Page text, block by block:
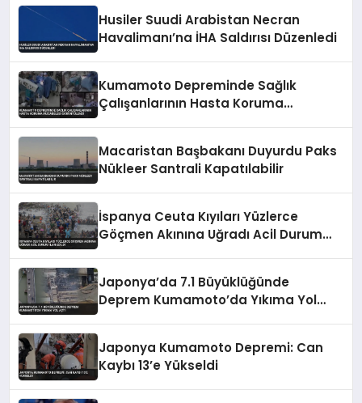
Husiler Suudi Arabistan Necran
Havalimanı’na İHA Saldırısı Düzenledi
Kumamoto Depreminde Sağlık
Çalışanlarının Hasta Koruma
Macaristan Başbakanı Duyurdu Paks
Nükleer Santrali Kapatılabilir
İspanya Ceuta Kıyıları Yüzlerce
Göçmen Akınına Uğradı Acil Durum
Japonya’da 7.1 Büyüklüğünde
Deprem Kumamoto’da Yıkıma Yol
Japonya Kumamoto Depremi: Can
Kaybı 13’e Yükseldi